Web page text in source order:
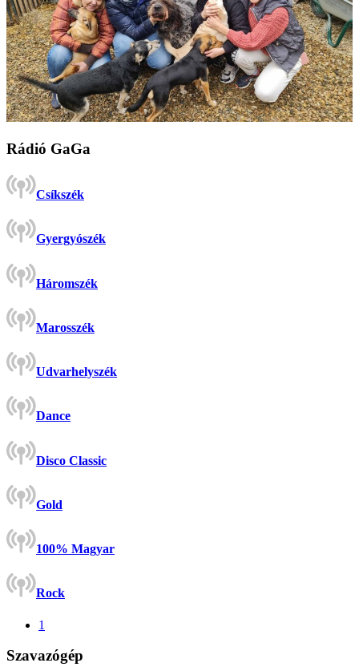
Rádió GaGa
Csíkszék
Gyergyószék
Háromszék
Marosszék
Udvarhelyszék
Dance
Disco Classic
Gold
100% Magyar
Rock
1
Szavazógép